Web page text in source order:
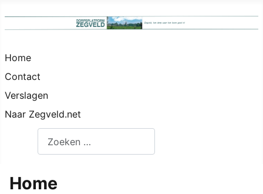
Home
Contact
Verslagen
Naar Zegveld.net
Home